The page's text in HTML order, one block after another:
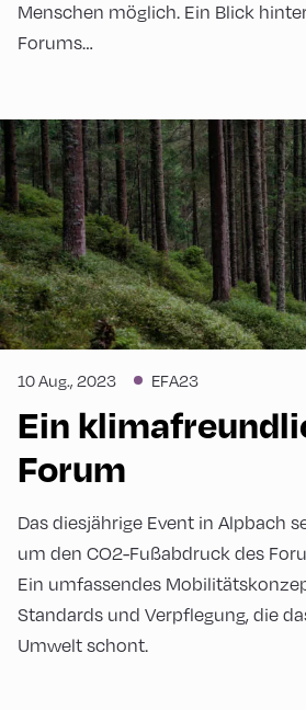
Menschen möglich. Ein Blick
Forums…
10 Aug., 2023 EFA23
Ein
Forum
Das diesjährige Event in Alpbach
um den CO2-Fußabdruck des
Ein umfassendes
Standards und Verpflegung, die
Umwelt schont.